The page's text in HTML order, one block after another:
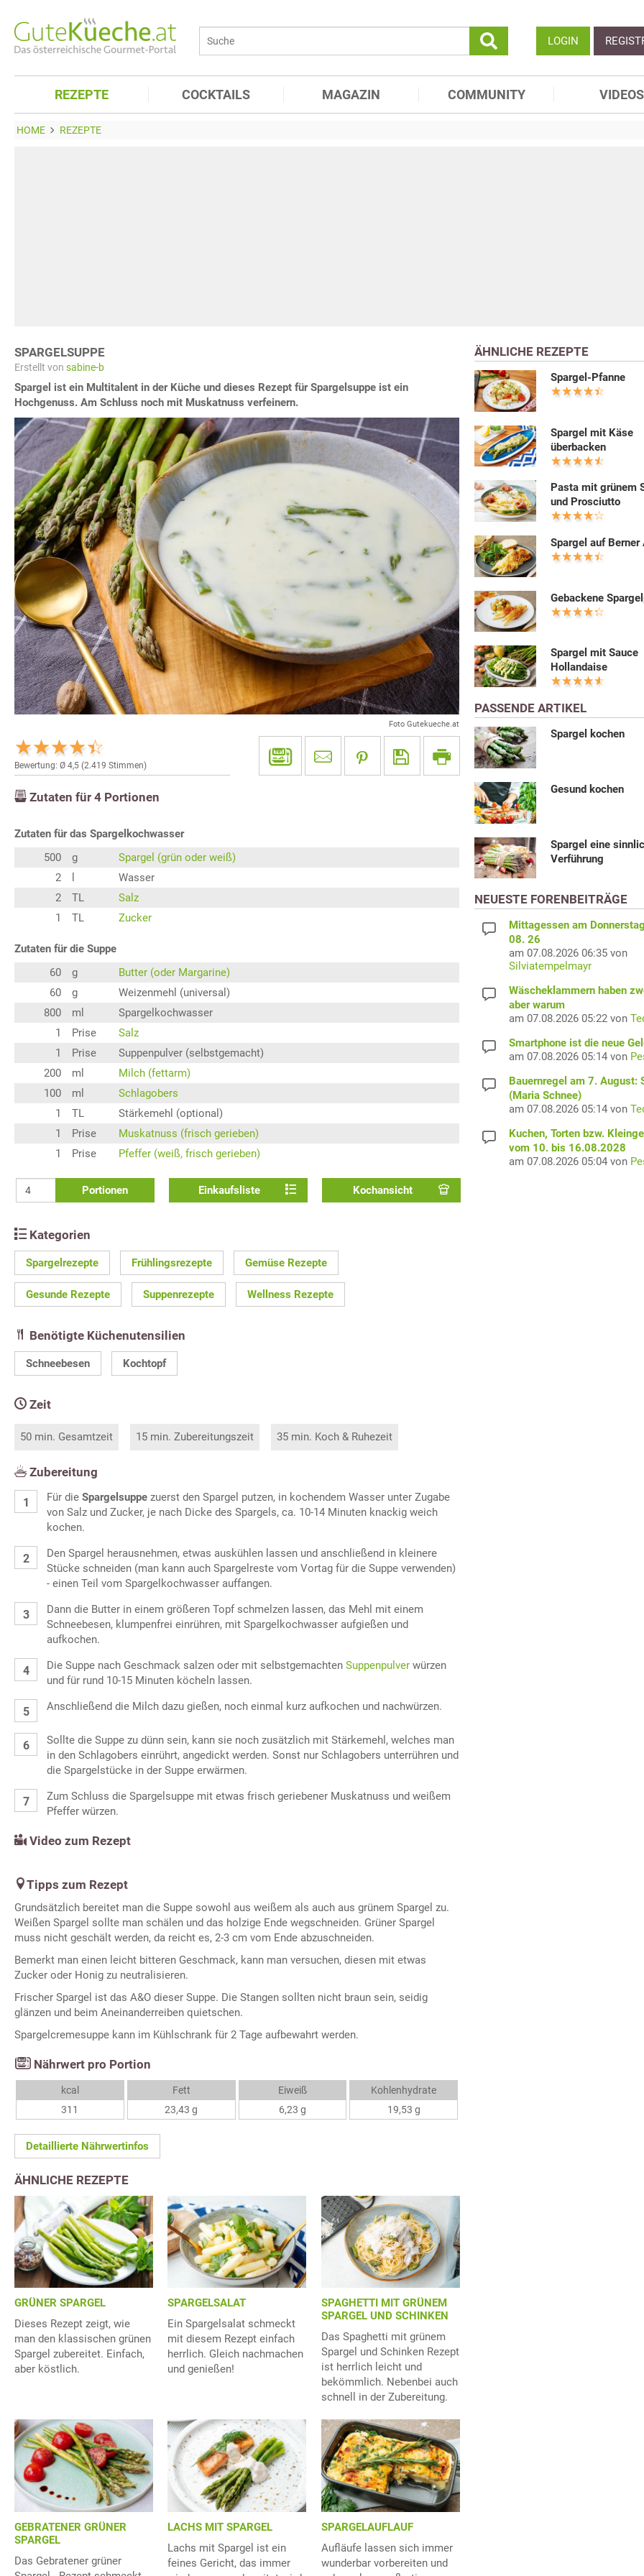
LOGIN
REZEPTE COCKTAILS MAGAZIN COMMUNITY VIDEOS
HOME REZEPTE
SPARGELSUPPE
Erstellt von sabine-b
Spargel ist ein Multitalent in der Küche und dieses Rezept für Spargelsuppe ist ein
Hochgenuss. Am Schluss noch mit Muskatnuss verfeinern.
Foto Gutekueche.at
Bewertung: Ø 4,5 (2.419 Stimmen)
Zutaten für 4 Portionen
Zutaten für das Spargelkochwasser
500
g
Spargel (grün oder weiß)
2
Wasser
2
TL
Salz
1
TL Zucker
Zutaten für die Suppe
60
g
Butter (oder Margarine)
60
g
Weizenmehl (universal)
800
ml
Spargelkochwasser
1
Prise
Salz
1
Prise
Suppenpulver (selbstgemacht)
200
ml
Milch (fettarm)
100
ml
Schlagobers
1
TL
Stärkemehl (optional)
1
Prise
Muskatnuss (frisch gerieben)
1
Prise Pfeffer (weiß, frisch gerieben)
Portionen Einkaufsliste Kochansicht
Kategorien
Spargelrezepte Frühlingsrezepte Gemüse Rezepte
Gesunde Rezepte Suppenrezepte Wellness Rezepte
Benötigte Küchenutensilien
Schneebesen Kochtopf
Zeit
50 min. Gesamtzeit 15 min. Zubereitungszeit 35 min. Koch & Ruhezeit
Zubereitung
Für die Spargelsuppe zuerst den Spargel putzen, in kochendem Wasser unter Zugabe
von Salz und Zucker, je nach Dicke des Spargels, ca. 10-14 Minuten knackig weich
kochen.
Den Spargel herausnehmen, etwas auskühlen lassen und anschließend in kleinere
Stücke schneiden (man kann auch Spargelreste vom Vortag für die Suppe verwenden)
- einen Teil vom Spargelkochwasser auffangen.
Dann die Butter in einem größeren Topf schmelzen lassen, das Mehl mit einem
Schneebesen, klumpenfrei einrühren, mit Spargelkochwasser aufgießen und
aufkochen.
Die Suppe nach Geschmack salzen oder mit selbstgemachten Suppenpulver würzen
und für rund 10-15 Minuten köcheln lassen.
Anschließend die Milch dazu gießen, noch einmal kurz aufkochen und nachwürzen.
Sollte die Suppe zu dünn sein, kann sie noch zusätzlich mit Stärkemehl, welches man
in den Schlagobers einrührt, angedickt werden. Sonst nur Schlagobers unterrühren und
die Spargelstücke in der Suppe erwärmen.
Zum Schluss die Spargelsuppe mit etwas frisch geriebener Muskatnuss und weißem
Pfeffer würzen.
Video zum Rezept
Tipps zum Rezept
Grundsätzlich bereitet man die Suppe sowohl aus weißem als auch aus grünem Spargel zu.
Weißen Spargel sollte man schälen und das holzige Ende wegschneiden. Grüner Spargel
muss nicht geschält werden, da reicht es, 2-3 cm vom Ende abzuschneiden.
Bemerkt man einen leicht bitteren Geschmack, kann man versuchen, diesen mit etwas
Zucker oder Honig zu neutralisieren.
Frischer Spargel ist das A&O dieser Suppe. Die Stangen sollten nicht braun sein, seidig
glänzen und beim Aneinanderreiben quietschen.
Spargelcremesuppe kann im Kühlschrank für 2 Tage aufbewahrt werden.
Nährwert pro Portion
kcal
311
Fett
23,43 g
Eiweiß
6,23 g
Kohlenhydrate
19,53 g
Detaillierte Nährwertinfos
ÄHNLICHE REZEPTE
GRÜNER SPARGEL
Dieses Rezept zeigt, wie
man den klassischen grünen
Spargel zubereitet. Einfach,
aber köstlich.
SPARGELSALAT
Ein Spargelsalat schmeckt
mit diesem Rezept einfach
herrlich. Gleich nachmachen
und genießen!
SPAGHETTI MIT GRÜNEM
SPARGEL UND SCHINKEN
Das Spaghetti mit grünem
Spargel und Schinken Rezept
ist herrlich leicht und
bekömmlich. Nebenbei auch
schnell in der Zubereitung.
GEBRATENER GRÜNER
SPARGEL
Das Gebratener grüner
LACHS MIT SPARGEL
Lachs mit Spargel ist ein
feines Gericht, das immer
SPARGELAUFLAUF
Aufläufe lassen sich immer
wunderbar vorbereiten und
ÄHNLICHE REZEPTE
Spargel-Pfanne
Spargel mit Käse
überbacken
Pasta mit grünem
und Prosciutto
Spargel auf Berner
Gebackene
Spargel mit Sauce
Hollandaise
PASSENDE ARTIKEL
Spargel kochen
Gesund kochen
Spargel eine
Verführung
NEUESTE FORENBEITRÄGE
Mittagessen am
08. 26
am 07.08.2026 06:35 von
Silviatempelmayr
Wäscheklammern haben
aber warum
am 07.08.2026 05:22 von
Smartphone ist die neue
am 07.08.2026 05:14 von
Bauernregel am 7. August:
(Maria Schnee)
am 07.08.2026 05:14 von
Kuchen, Torten bzw.
vom 10. bis 16.08.2028
am 07.08.2026 05:04 von